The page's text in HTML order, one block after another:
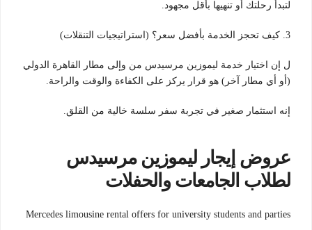
لتبدأ رحلتك أو تنهيها بأقل مجهود.
3. كيف تحجز الخدمة بأفضل سعر؟ (استراتيجيات التنقلات)
ل إن اختيار خدمة ليموزين مرسيدس من وإلى مطار القاهرة الدولي
(أو أي مطار آخر) هو قرار يركز على الكفاءة والوقت والراحة.
إنه استثمار صغير في تجربة سفر سلسة خالية من القلق.
عروض إيجار ليموزين مرسيدس
لطلاب الجامعات والحفلات
Mercedes limousine rental offers for university students and parties